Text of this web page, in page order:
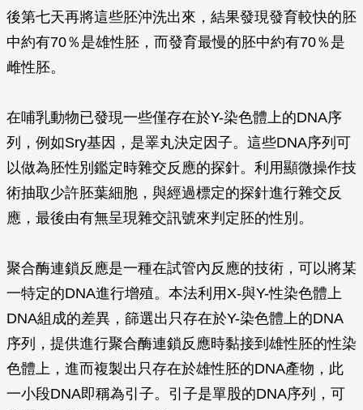
後第七天再將這些胚沖洗出來，結果發現發育較快的胚
中約有70％是雄性胚，而發育最慢的胚中約有70％是
雌性胚。
在哺乳動物已發現一些僅存在於Y-染色體上的DNA序
列，例如Sry基因，是睪丸決定因子。這些DNA序列可
以做為胚性別鑑定時雜交反應的探針。利用顯微操作技
術抽取少許胚葉細胞，與經過標定的探針進行雜交反
應，最後由有無呈現雜交訊號來判定胚的性別。
聚合酶連鎖反應是一種在試管內反應的技術，可以將某
一特定的DNA進行增殖。本法利用X-與Y-性染色體上
DNA組成的差異，篩選出只存在於Y-染色體上的DNA
序列，提供進行聚合酶連鎖反應時黏接到雄性胚的性染
色體上，進而複製出只存在於雄性胚的DNA產物，此
一小段DNA即稱為引子。引子是單股的DNA序列，可